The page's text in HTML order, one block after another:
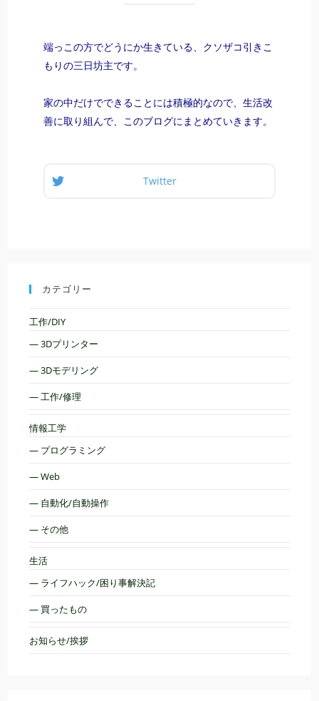
端っこの方でどうにか生きている、クソザコ引きこ
もりの三日坊主です。
家の中だけでできることには積極的なので、生活改
善に取り組んで、このブログにまとめていきます。
Twitter
カテゴリー
工作/DIY
— 3Dプリンター
— 3Dモデリング
— 工作/修理
情報工学
— プログラミング
— Web
— 自動化/自動操作
— その他
生活
— ライフハック/困り事解決記
— 買ったもの
お知らせ/挨拶